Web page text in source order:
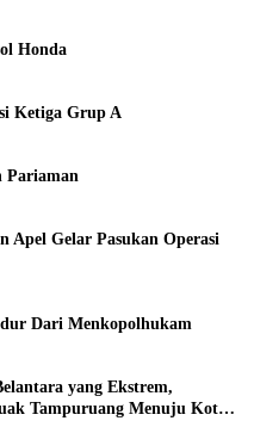
Honda
Ketiga Grup A
Pariaman
Apel Gelar Pasukan Operasi
Dari Menkopolhukam
yang Ekstrem,
Tampuruang Menuju Koto